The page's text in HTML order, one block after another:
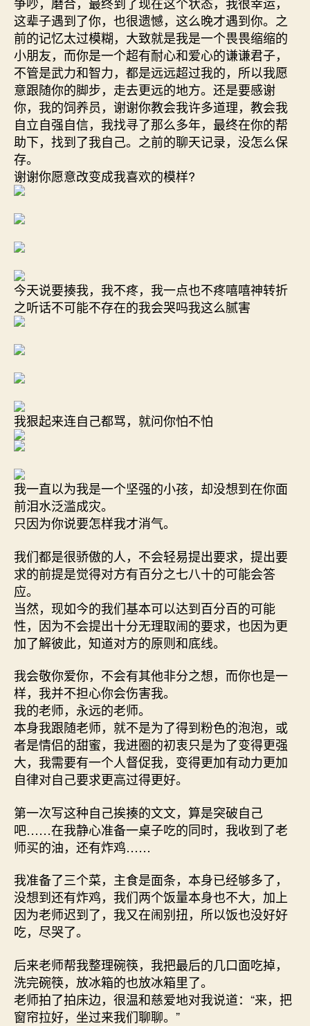
这辈子遇到了你，也很遗憾，这么晚才遇到你。之
前的记忆太过模糊，大致就是我是一个畏畏缩缩的
小朋友，而你是一个超有耐心和爱心的谦谦君子，
不管是武力和智力，都是远远超过我的，所以我愿
意跟随你的脚步，走去更远的地方。还是要感谢
你，我的饲养员，谢谢你教会我许多道理，教会我
自立自强自信，我找寻了那么多年，最终在你的帮
助下，找到了我自己。之前的聊天记录，没怎么保
存。
谢谢你愿意改变成我喜欢的模样?
今天说要揍我，我不疼，我一点也不疼嘻嘻神转折
之听话不可能不存在的我会哭吗我这么腻害
我狠起来连自己都骂，就问你怕不怕
我一直以为我是一个坚强的小孩，却没想到在你面
前泪水泛滥成灾。
只因为你说要怎样我才消气。
我们都是很骄傲的人，不会轻易提出要求，提出要
求的前提是觉得对方有百分之七八十的可能会答
应。
当然，现如今的我们基本可以达到百分百的可能
性，因为不会提出十分无理取闹的要求，也因为更
加了解彼此，知道对方的原则和底线。
我会敬你爱你，不会有其他非分之想，而你也是一
样，我并不担心你会伤害我。
我的老师，永远的老师。
本身我跟随老师，就不是为了得到粉色的泡泡，或
者是情侣的甜蜜，我进圈的初衷只是为了变得更强
大，我需要有一个人督促我，变得更加有动力更加
自律对自己要求更高过得更好。
第一次写这种自己挨揍的文文，算是突破自己
吧……在我静心准备一桌子吃的同时，我收到了老
师买的油，还有炸鸡……
我准备了三个菜，主食是面条，本身已经够多了，
没想到还有炸鸡，我们两个饭量本身也不大，加上
因为老师迟到了，我又在闹别扭，所以饭也没好好
吃，尽哭了。
后来老师帮我整理碗筷，我把最后的几口面吃掉，
洗完碗筷，放冰箱的也放冰箱里了。
老师拍了拍床边，很温和慈爱地对我说道：“来，把
窗帘拉好，坐过来我们聊聊。”